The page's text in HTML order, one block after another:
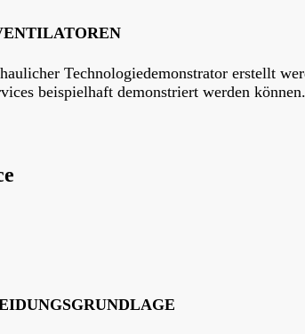
Technologiedemonstrator erstellt
beispielhaft demonstriert werden können.